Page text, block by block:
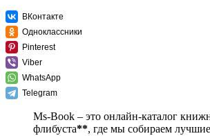
ВКонтакте
Одноклассники
Pinterest
Viber
WhatsApp
Telegram
Ms-Book – это онлайн-каталог
флибуста**, где мы собираем лучшие